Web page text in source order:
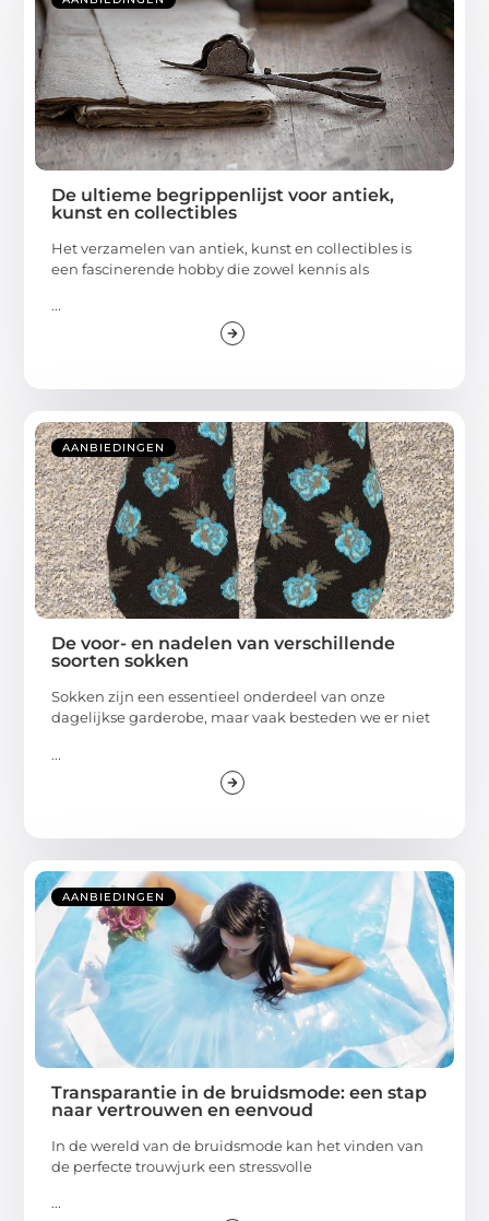
De ultieme begrippenlijst voor antiek,
kunst en collectibles
Het verzamelen van antiek, kunst en collectibles is
een fascinerende hobby die zowel kennis als
...
AANBIEDINGEN
De voor- en nadelen van verschillende
soorten sokken
Sokken zijn een essentieel onderdeel van onze
dagelijkse garderobe, maar vaak besteden we er niet
...
AANBIEDINGEN
Transparantie in de bruidsmode: een stap
naar vertrouwen en eenvoud
In de wereld van de bruidsmode kan het vinden van
de perfecte trouwjurk een stressvolle
...